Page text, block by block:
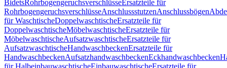
BidetsRohrbogengeruchsverschlüsseErsatzteile für
RohrbogengeruchsverschlüsseAnschlussstutzenAnschlussbögen
für WaschtischeDoppelwaschtischeErsatzteile für
DoppelwaschtischeMöbelwaschtischeErsatzteile für
MöbelwaschtischeAufsatzwaschtischeErsatzteile für
AufsatzwaschtischeHandwaschbeckenErsatzteile für
HandwaschbeckenAufsatzhandwaschbeckenEckhandwaschbecken
für HalbeinbauwaschtischeEinbauwaschtischeErsatzteile für